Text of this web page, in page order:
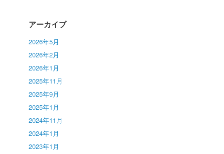
アーカイブ
2026年5月
2026年2月
2026年1月
2025年11月
2025年9月
2025年1月
2024年11月
2024年1月
2023年1月